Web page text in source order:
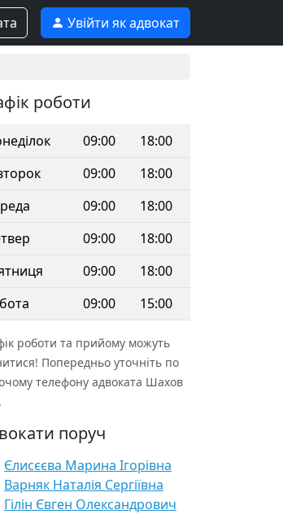
Увійти як адвокат
роботи
09:00
18:00
09:00
18:00
09:00
18:00
09:00
18:00
09:00
18:00
09:00 15:00
роботи та прийому можуть
Попередньо уточніть по
телефону адвоката Шахов
поруч
Єлисєєва Марина Ігорівна
Варняк Наталія Сергіївна
Гілін Євген Олександрович